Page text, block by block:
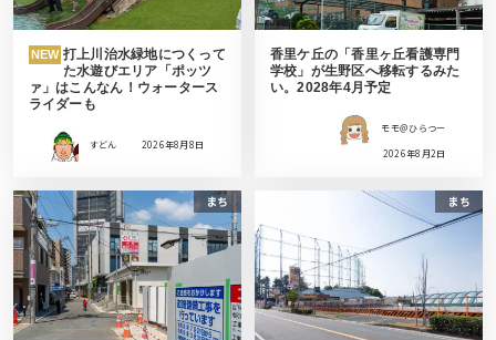
NEW 打上川治水緑地につくって
た水遊びエリア「ポッツ
ァ」はこんなん！ウォータース
ライダーも
すどん 2026年8月8日
香里ケ丘の「香里ヶ丘看護専門
学校」が生野区へ移転するみた
い。2028年4月予定
モモ＠ひらつー
2026年8月2日
まち まち